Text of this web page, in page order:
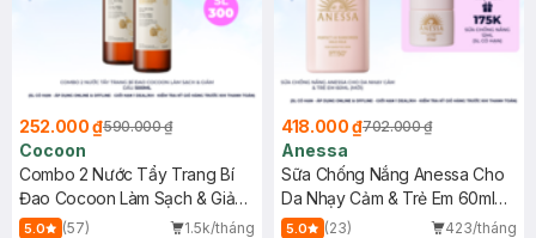
252.000 ₫590.000 ₫
Cocoon
Combo 2 Nước Tẩy Trang Bí
Đao Cocoon Làm Sạch & Giảm
Dầu 500ml
5.0 (57)
1.5k/tháng
418.000 ₫702.000 ₫
Anessa
Sữa Chống Nắng Anessa Cho
Da Nhạy Cảm & Trẻ Em 60ml
(Mới)
5.0 (23)
423/tháng